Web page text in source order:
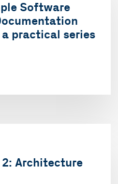
Software
practical series
Architecture